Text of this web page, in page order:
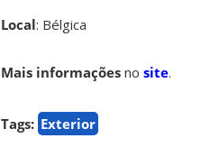
Local: Bélgica
Mais informações no site.
Tags: Exterior